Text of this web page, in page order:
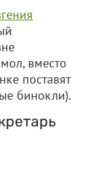
вместо
поставят
бинокли).